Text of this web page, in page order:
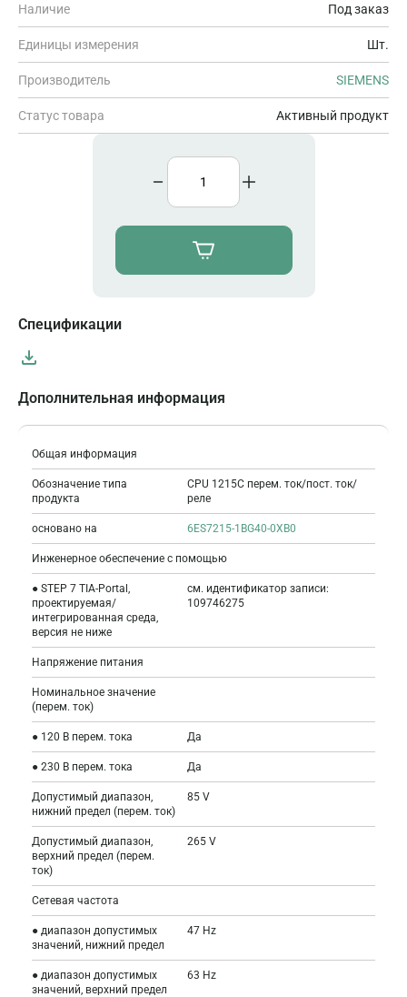
Наличие Под заказ
Единицы измерения Шт.
Производитель SIEMENS
Статус товара Активный продукт
Спецификации
Дополнительная информация
Общая информация
Обозначение типа
продукта
CPU 1215C перем. ток/пост. ток/
реле
основано на 6ES7215-1BG40-0XB0
Инженерное обеспечение с помощью
● STEP 7 TIA-Portal,
проектируемая/
интегрированная среда,
версия не ниже
см. идентификатор записи:
109746275
Напряжение питания
Номинальное значение
(перем. ток)
● 120 В перем. тока Да
● 230 В перем. тока Да
Допустимый диапазон,
нижний предел (перем. ток)
85 V
Допустимый диапазон,
верхний предел (перем.
ток)
265 V
Сетевая частота
● диапазон допустимых
значений, нижний предел
47 Hz
● диапазон допустимых
значений, верхний предел
63 Hz